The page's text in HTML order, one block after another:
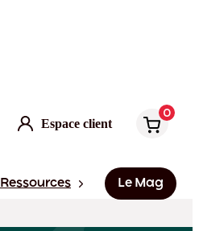
Espace client
0
Ressources Le Mag